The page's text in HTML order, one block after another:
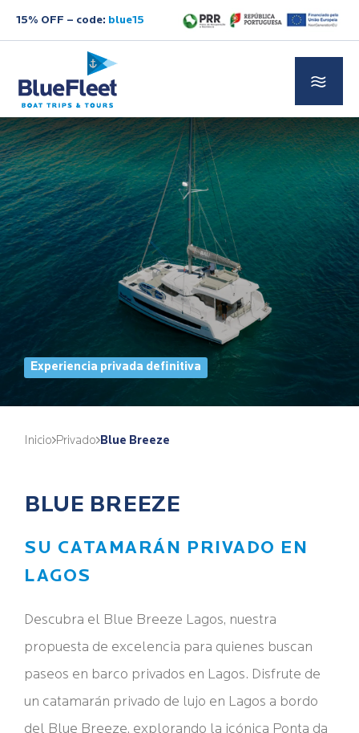
15% OFF – code: blue15
Experiencia privada definitiva
Inicio Privado Blue Breeze
BLUE BREEZE
SU CATAMARÁN PRIVADO EN
LAGOS
Descubra el Blue Breeze Lagos, nuestra
propuesta de excelencia para quienes buscan
paseos en barco privados en Lagos. Disfrute de
un catamarán privado de lujo en Lagos a bordo
del Blue Breeze, explorando la icónica Ponta da